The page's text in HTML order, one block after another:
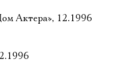
Актера», 12.1996